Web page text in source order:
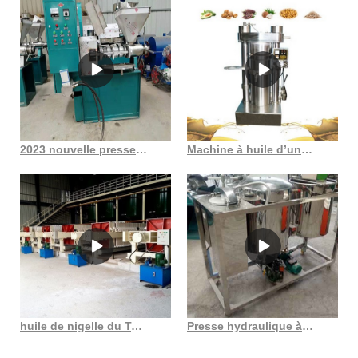
2023 nouvelle presse à huile de noix de coco à arbre à vis au Burkina Faso Machine à huile d’une capacité de 300 kg par heure, acheter des arachides au Sénégal
huile de nigelle du Togo nigella sativa non raffinée pressée à froid au Burkina Faso Presse hydraulique à huile d’arachide Presse hydraulique à huile d’arachide au Togo